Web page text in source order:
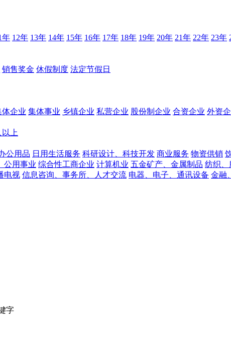
年 12年 13年 14年 15年 16年 17年 18年 19年 20年 21年 22年 23年
销售奖金 休假制度 法定节假日
体企业 集体事业 乡镇企业 私营企业 股份制企业 合资企业 外资
以上
公用品 日用生活服务 科研设计、科技开发 商业服务 物资供销
公用事业 综合性工商企业 计算机业 五金矿产、金属制品 纺织、
电视 信息咨询、事务所、人才交流 电器、电子、通讯设备 金融
字